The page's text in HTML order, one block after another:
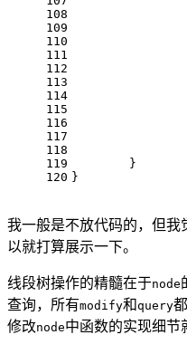
108
109
110
111
112
113
114
115
116
117
118
119
120
	}
}
我一般是不放代码的，但
以就打算展示一下。
线段树操作的精髓在于node
查询，所有modify和query
修改node中函数的实现细节